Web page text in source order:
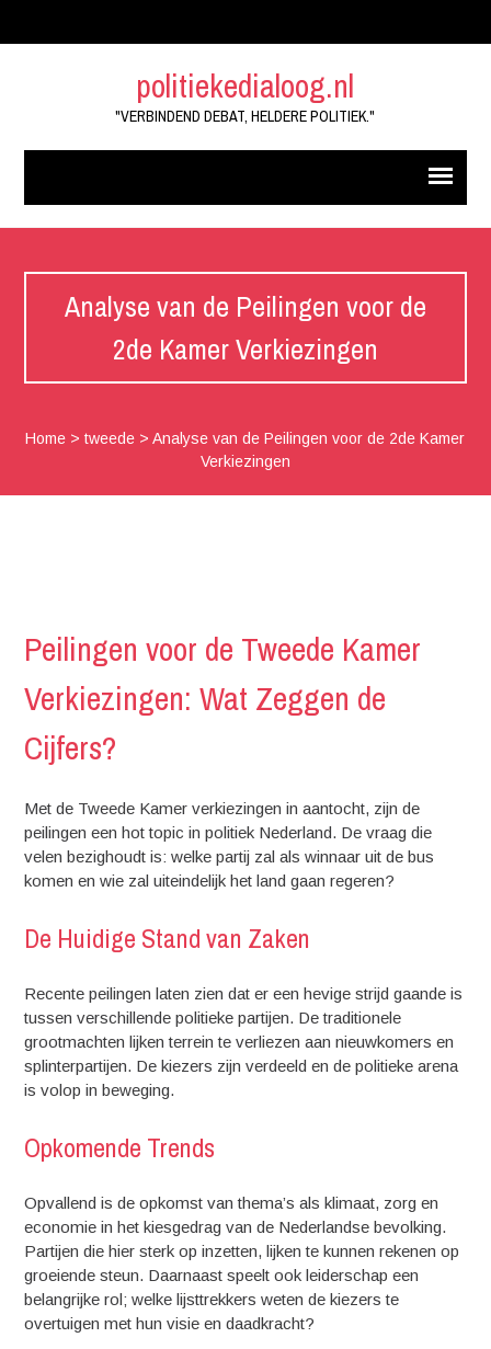
politiekedialoog.nl
"VERBINDEND DEBAT, HELDERE POLITIEK."
Analyse van de Peilingen voor de
2de Kamer Verkiezingen
Home >tweede >Analyse van de Peilingen voor de 2de Kamer
Verkiezingen
Peilingen voor de Tweede Kamer
Verkiezingen: Wat Zeggen de
Cijfers?
Met de Tweede Kamer verkiezingen in aantocht, zijn de
peilingen een hot topic in politiek Nederland. De vraag die
velen bezighoudt is: welke partij zal als winnaar uit de bus
komen en wie zal uiteindelijk het land gaan regeren?
De Huidige Stand van Zaken
Recente peilingen laten zien dat er een hevige strijd gaande is
tussen verschillende politieke partijen. De traditionele
grootmachten lijken terrein te verliezen aan nieuwkomers en
splinterpartijen. De kiezers zijn verdeeld en de politieke arena
is volop in beweging.
Opkomende Trends
Opvallend is de opkomst van thema’s als klimaat, zorg en
economie in het kiesgedrag van de Nederlandse bevolking.
Partijen die hier sterk op inzetten, lijken te kunnen rekenen op
groeiende steun. Daarnaast speelt ook leiderschap een
belangrijke rol; welke lijsttrekkers weten de kiezers te
overtuigen met hun visie en daadkracht?